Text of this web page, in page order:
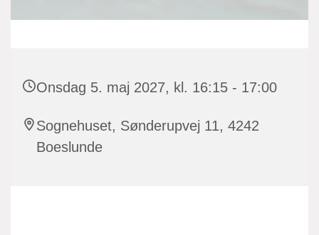
Onsdag 5. maj 2027, kl. 16:15 - 17:00
Sognehuset, Sønderupvej 11, 4242
Boeslunde